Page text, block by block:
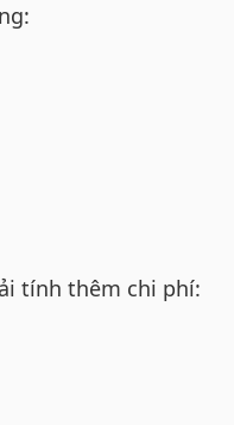
tính thêm chi phí: